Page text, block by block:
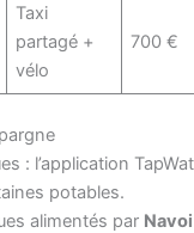
Taxi
partagé +
vélo
700 €
: l’application
potables.
alimentés par Navoi